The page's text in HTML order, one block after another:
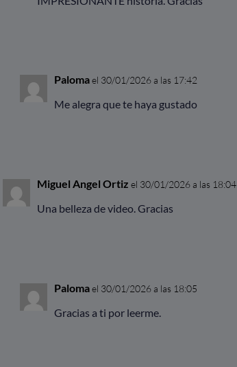
Palomael 30/01/2026 a las 17:42
Me alegra que te haya gustado
Miguel Angel Ortiz el 30/01/2026 a las 18:04
Una belleza de video. Gracias
Palomael 30/01/2026 a las 18:05
Gracias a ti por leerme.